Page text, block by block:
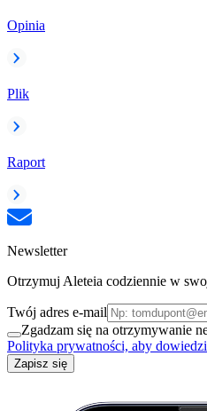
Opinia
Plik
Raport
Newsletter
Otrzymuj Aleteia codziennie w
Twój adres e-mail
Zgadzam się na otrzymywanie
Polityka prywatności, aby
Zapisz się